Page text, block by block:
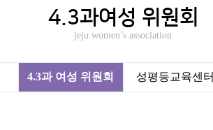
4.3과여성 위원회
jeju women’s association
4.3과 여성 위원회 성평등교육센터